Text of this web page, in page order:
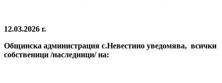
12.03.2026 г.
Общинска администрация с.Невестино уведомява, всички
собственици /наследници/ на: